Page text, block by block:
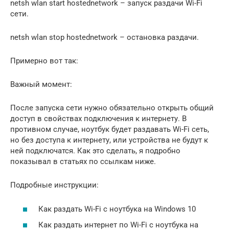
netsh wlan start hostednetwork – запуск раздачи Wi-Fi
сети.
netsh wlan stop hostednetwork – остановка раздачи.
Примерно вот так:
Важный момент:
После запуска сети нужно обязательно открыть общий
доступ в свойствах подключения к интернету. В
противном случае, ноутбук будет раздавать Wi-Fi сеть,
но без доступа к интернету, или устройства не будут к
ней подключатся. Как это сделать, я подробно
показывал в статьях по ссылкам ниже.
Подробные инструкции:
Как раздать Wi-Fi с ноутбука на Windows 10
Как раздать интернет по Wi-Fi с ноутбука на